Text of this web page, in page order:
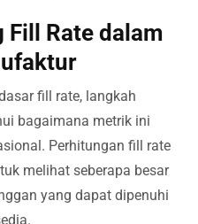
Fill Rate dalam
fill rate, langkah
bagaimana metrik ini
Perhitungan fill rate
melihat seberapa besar
yang dapat dipenuhi